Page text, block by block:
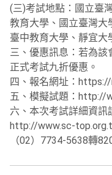
(三)考試地點：國立臺
教育大學、國立臺灣大
臺中教育大學、靜宜大
三、優惠訊息：若為
正式考試九折優惠。
四、報名網址：
五、模擬試題：http://
六、本次考試詳細資訊
http://www.sc-
（02）7734-5638轉